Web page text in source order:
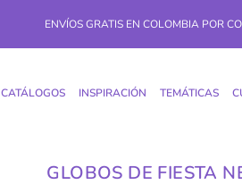
ENVÍOS GRATIS EN COLOMBIA POR
CATÁLOGOS INSPIRACIÓN TEMÁTICAS
GLOBOS DE FIESTA